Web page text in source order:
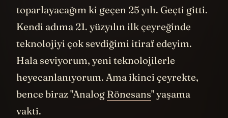
toparlayacağım ki geçen 25 yılı. Geçti gitti.
Kendi adıma 21. yüzyılın ilk çeyreğinde
teknolojiyi çok sevdiğimi itiraf edeyim.
Hala seviyorum, yeni teknolojilerle
heyecanlanıyorum. Ama ikinci çeyrekte,
bence biraz "Analog Rönesans" yaşama
vakti.